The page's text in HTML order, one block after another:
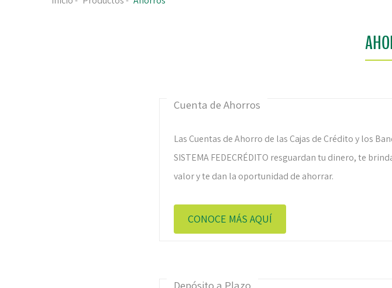
Cuenta de Ahorros
Las Cuentas de Ahorro de las Cajas de Crédito y los
SISTEMA FEDECRÉDITO resguardan tu dinero, te
valor y te dan la oportunidad de ahorrar.
CONOCE MÁS AQUÍ
Depósito a Plazo